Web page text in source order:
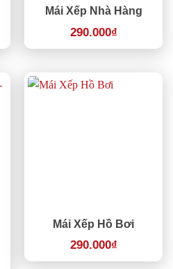
Mái Xếp Nhà Hàng
290.000₫
Mái Xếp Hồ Bơi
290.000₫